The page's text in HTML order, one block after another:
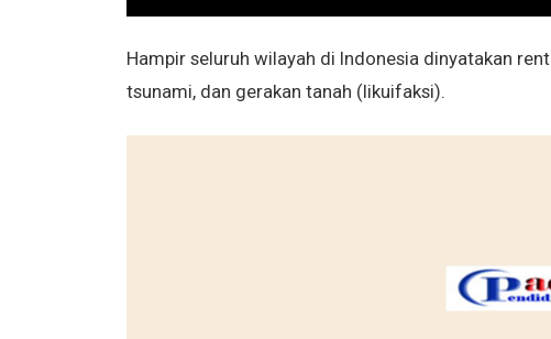
Hampir seluruh wilayah di Indonesia dinyatakan
tsunami, dan gerakan tanah (likuifaksi).